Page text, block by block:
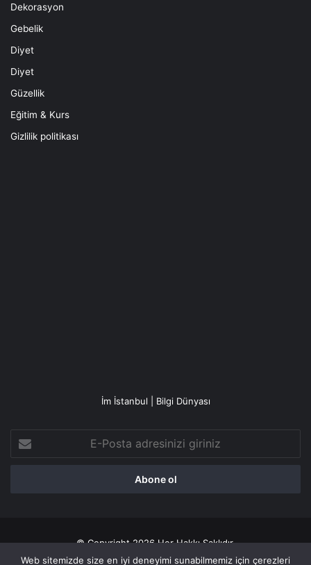
Dekorasyon
Gebelik
Diyet
Diyet
Güzellik
Eğitim & Kurs
Gizlilik politikası
İm İstanbul | Bilgi Dünyası
Posta
adresinizi
© Copyright 2026 Her Hakkı Saklıdır.
Web sitemizde size en iyi deneyimi sunabilmemiz için çerezleri